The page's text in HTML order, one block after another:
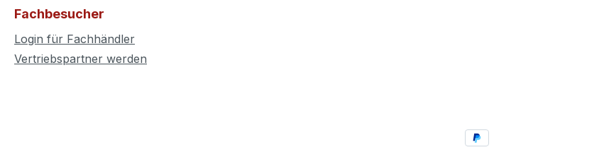
Fachbesucher
Login für Fachhändler
Vertriebspartner werden